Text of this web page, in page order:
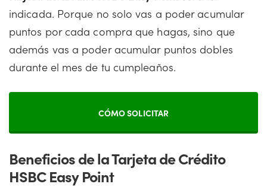
indicada. Porque no solo vas a poder acumular
puntos por cada compra que hagas, sino que
además vas a poder acumular puntos dobles
durante el mes de tu cumpleaños.
CÓMO SOLICITAR
Beneficios de la Tarjeta de Crédito
HSBC Easy Point